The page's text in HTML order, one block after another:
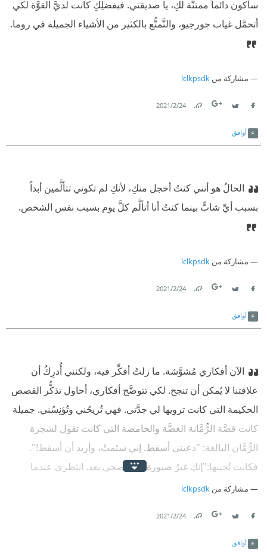
سأكون دائماً ممتنَّة لكِ، يا صديقتي. فبفضلِكِ كانت لديَّ القوَّة لكي
أتحمَّل غياب جورجيو، والتَّمتُّع بالكثير من الأشياء الجميلة في روما.
مشاركة من lclkpsdk
24‏/2‏/2021
أوافق
الحالُ هو أنني كنتُ أخجل منكِ، لأنكِ لم تكوني تتألَّمين أبداً
بسبب أيِّ شابٍّ بينما كنتُ أنا أتألَّم كلَّ يوم بسبب نفس الشخص.
مشاركة من lclkpsdk
24‏/2‏/2021
أوافق
الآن أفكاري مُشوَّشة. ما زلتُ أفكِّر فيه، ولكنني أُدرِكُ أن
علاقتنا لا يُمكن أن تنجح. لكي تتوضَّح أفكاري، أحاول تذكُّر القصص
الحكيمة التي كانت ترويها لي جدَّتي. فهي تُريحُني وتُؤنِسُني. جميلة
كانت قصَّة الرُّمَّانة الغضَّة والحامضة التي كانت تقول لشجرة
الرُّمَّان البالغة: "دعيني أسقط. إني سئمتُ، وأريد أن أسقط!".
فكانت تُجيبها:"إنكِ غيرُ صبورة. لم تنضجِي بعد. انتظري عندما
تصبحين حلوة ومليئة بالحبَّات الذَّهبيَّة، ستسقطين من تلقاء نفسكِ،
مشاركة من lclkpsdk
24‏/2‏/2021
أوافق